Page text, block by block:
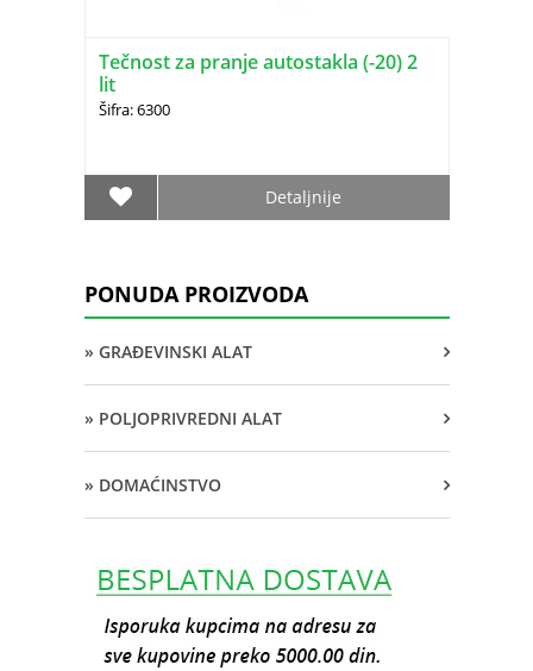
Tečnost za pranje autostakla (-20) 2
lit
Šifra: 6300
Detaljnije
PONUDA PROIZVODA
» GRAĐEVINSKI ALAT
» POLJOPRIVREDNI ALAT
» DOMAĆINSTVO